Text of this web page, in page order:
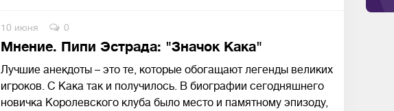
10 июня 0
Мнение. Пипи Эстрада: "Значок Кака"
Лучшие анекдоты – это те, которые обогащают легенды великих
игроков. С Кака так и получилось. В биографии сегодняшнего
новичка Королевского клуба было место и памятному эпизоду,